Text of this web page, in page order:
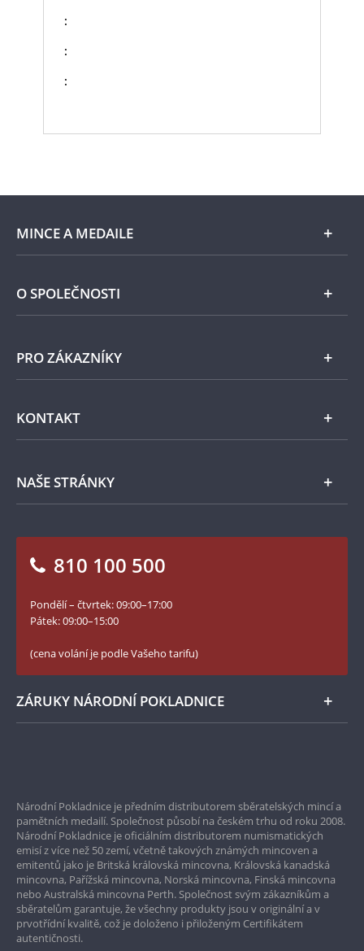
:
:
:
MINCE A MEDAILE
E-shop
Stříbro
Medailéři
O SPOLEČNOSTI
Národní Pokladnice
PRO ZÁKAZNÍKY
Všeobecné obchodní podmínky
Ochrana osobních údajů
Numismatické novinky
KONTAKT
Napište nám
NAŠE STRÁNKY
Blog Pokladnice mincí
Facebook Národní Pokladnice
Twitter Národní Pokladnice
LinkedIn Národní Pokladnice
Instagram Národní Pokladnice
810 100 500
Pondělí – čtvrtek: 09:00–17:00
Pátek: 09:00–15:00
(cena volání je podle Vašeho tarifu)
ZÁRUKY NÁRODNÍ POKLADNICE
Garance nejvyšší kvality
Pouze originální produkty
Národní Pokladnice je předním distributorem sběratelských mincí a
pamětních medailí. Společnost působí na českém trhu od roku 2008.
Národní Pokladnice je oficiálním distributorem numismatických
emisí z více než 50 zemí, včetně takových známých mincoven a
emitentů jako je Britská královská mincovna, Královská kanadská
mincovna, Pařížská mincovna, Norská mincovna, Finská mincovna
nebo Australská mincovna Perth. Společnost svým zákazníkům a
sběratelům garantuje, že všechny produkty jsou v originální a v
prvotřídní kvalitě, což je doloženo i přiloženým Certifikátem
autentičnosti.